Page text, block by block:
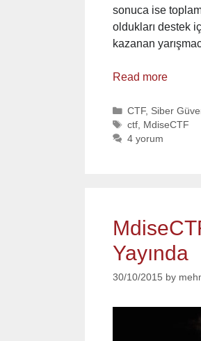
sonuca ise
oldukları destek
kazanan
Read more
Categories
CTF, Siber
Tags
ctf MdiseCTF
4 yorum
Yayında
30/10/2015 by